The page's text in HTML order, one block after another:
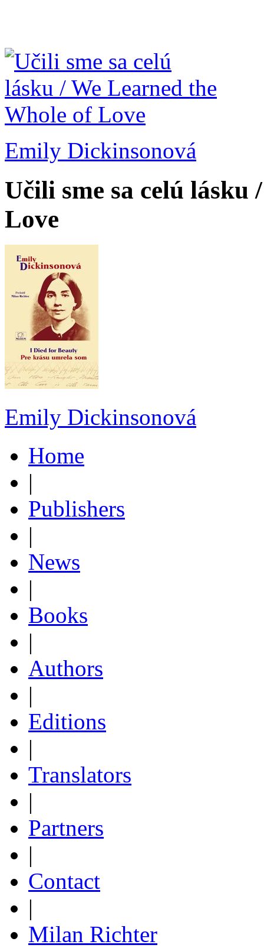
Emily Dickinsonová
Učili sme sa celú lásku
Love
Emily Dickinsonová
Home
|
Publishers
|
News
|
Books
|
Authors
|
Editions
|
Translators
|
Partners
|
Contact
|
Milan Richter